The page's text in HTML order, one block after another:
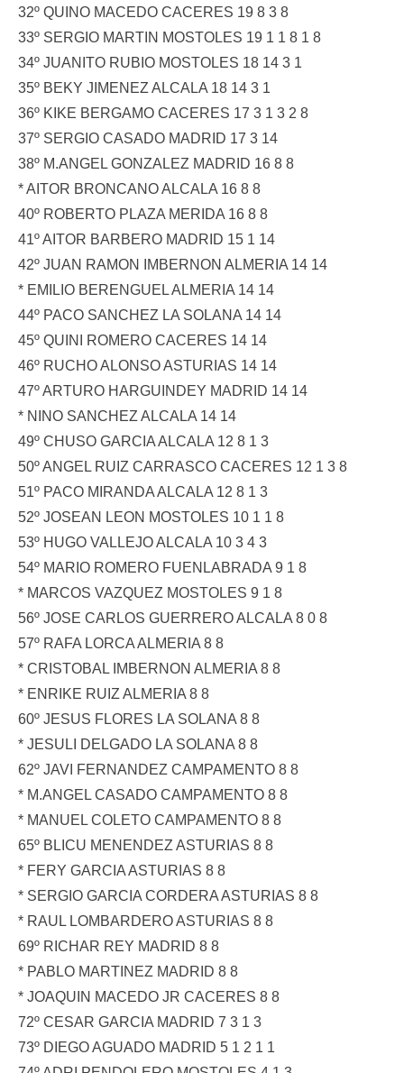
32º QUINO MACEDO CACERES 19 8 3 8
33º SERGIO MARTIN MOSTOLES 19 1 1 8 1 8
34º JUANITO RUBIO MOSTOLES 18 14 3 1
35º BEKY JIMENEZ ALCALA 18 14 3 1
36º KIKE BERGAMO CACERES 17 3 1 3 2 8
37º SERGIO CASADO MADRID 17 3 14
38º M.ANGEL GONZALEZ MADRID 16 8 8
* AITOR BRONCANO ALCALA 16 8 8
40º ROBERTO PLAZA MERIDA 16 8 8
41º AITOR BARBERO MADRID 15 1 14
42º JUAN RAMON IMBERNON ALMERIA 14 14
* EMILIO BERENGUEL ALMERIA 14 14
44º PACO SANCHEZ LA SOLANA 14 14
45º QUINI ROMERO CACERES 14 14
46º RUCHO ALONSO ASTURIAS 14 14
47º ARTURO HARGUINDEY MADRID 14 14
* NINO SANCHEZ ALCALA 14 14
49º CHUSO GARCIA ALCALA 12 8 1 3
50º ANGEL RUIZ CARRASCO CACERES 12 1 3 8
51º PACO MIRANDA ALCALA 12 8 1 3
52º JOSEAN LEON MOSTOLES 10 1 1 8
53º HUGO VALLEJO ALCALA 10 3 4 3
54º MARIO ROMERO FUENLABRADA 9 1 8
* MARCOS VAZQUEZ MOSTOLES 9 1 8
56º JOSE CARLOS GUERRERO ALCALA 8 0 8
57º RAFA LORCA ALMERIA 8 8
* CRISTOBAL IMBERNON ALMERIA 8 8
* ENRIKE RUIZ ALMERIA 8 8
60º JESUS FLORES LA SOLANA 8 8
* JESULI DELGADO LA SOLANA 8 8
62º JAVI FERNANDEZ CAMPAMENTO 8 8
* M.ANGEL CASADO CAMPAMENTO 8 8
* MANUEL COLETO CAMPAMENTO 8 8
65º BLICU MENENDEZ ASTURIAS 8 8
* FERY GARCIA ASTURIAS 8 8
* SERGIO GARCIA CORDERA ASTURIAS 8 8
* RAUL LOMBARDERO ASTURIAS 8 8
69º RICHAR REY MADRID 8 8
* PABLO MARTINEZ MADRID 8 8
* JOAQUIN MACEDO JR CACERES 8 8
72º CESAR GARCIA MADRID 7 3 1 3
73º DIEGO AGUADO MADRID 5 1 2 1 1